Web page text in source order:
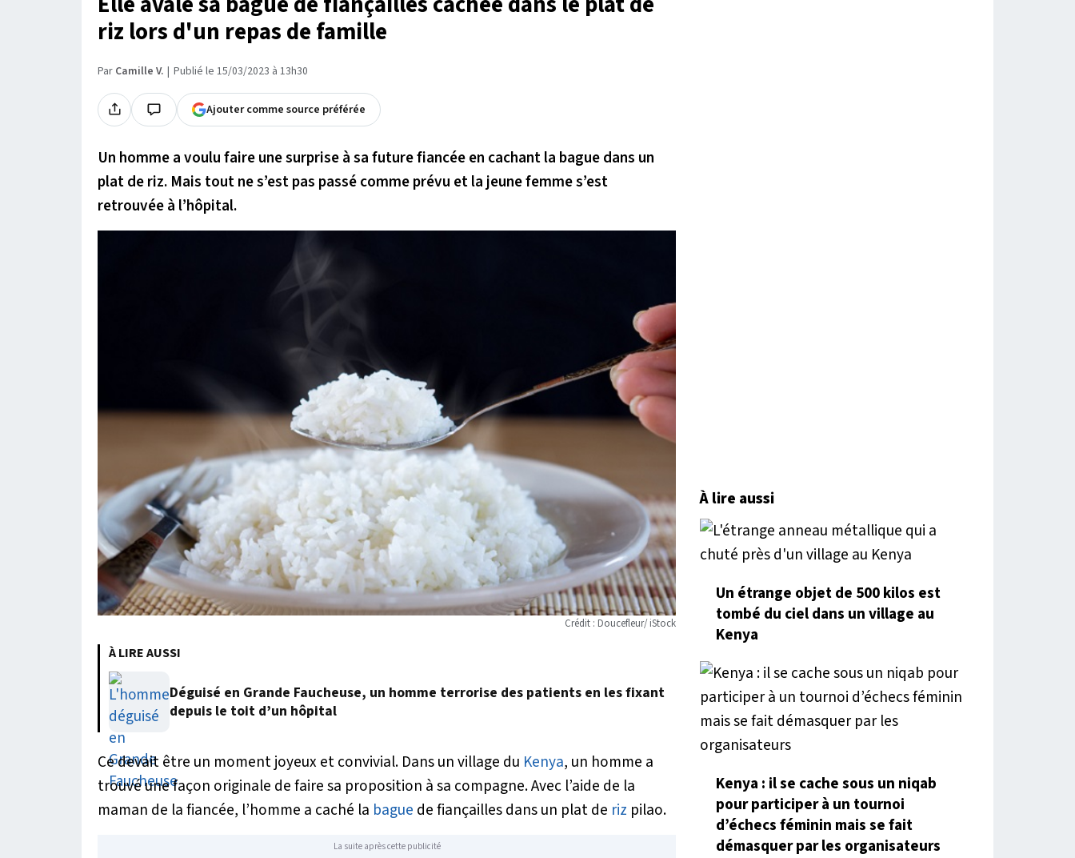
riz lors d'un repas de famille
Par Camille V. Publié le 15/03/2023 à 13h30
Ajouter comme source préférée
Un homme a voulu faire une surprise à sa future fiancée en cachant la bague dans un
plat de riz. Mais tout ne s’est pas passé comme prévu et la jeune femme s’est
retrouvée à l’hôpital.
Crédit : Doucefleur/ iStock
À LIRE AUSSI
Déguisé en Grande Faucheuse, un homme terrorise des patients en les fixant
depuis le toit d’un hôpital
Ce devait être un moment joyeux et convivial. Dans un village du Kenya, un homme a
trouvé une façon originale de faire sa proposition à sa compagne. Avec l’aide de la
maman de la fiancée, l’homme a caché la bague de fiançailles dans un plat de riz pilao.
La suite après cette publicité
À lire aussi
Un étrange objet de 500 kilos est
tombé du ciel dans un village au
Kenya
Kenya : il se cache sous un niqab
pour participer à un tournoi
d’échecs féminin mais se fait
démasquer par les organisateurs